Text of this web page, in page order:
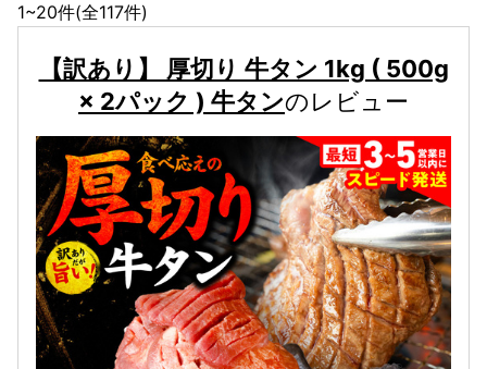
1~20件(全117件)
【訳あり】 厚切り 牛タン 1kg ( 500g
× 2パック ) 牛タンのレビュー